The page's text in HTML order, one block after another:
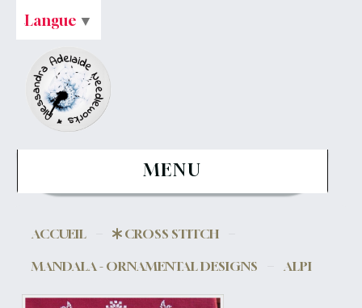
MENU
ACCUEIL
CROSS STITCH
MANDALA - ORNAMENTAL DESIGNS
ALPI
Langue ▼